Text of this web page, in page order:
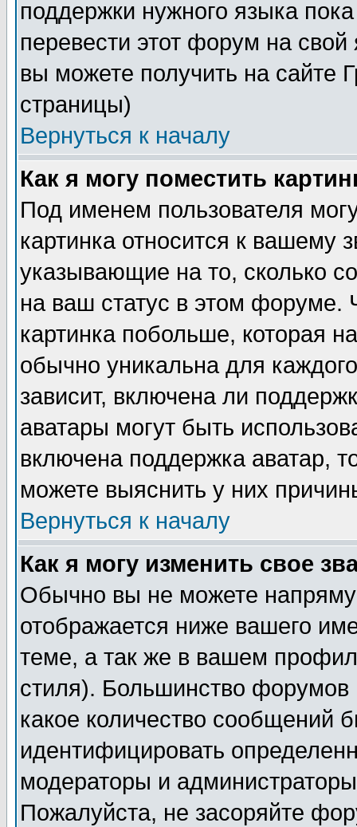
поддержки нужного языка
перевести этот форум на
вы можете получить на сайте
страницы)
Вернуться к началу
Как я могу поместить
Под именем пользователя
картинка относится к вашему
указывающие на то, сколько
на ваш статус в этом форуме.
картинка побольше, которая
обычно уникальна для
зависит, включена ли
аватары могут быть
включена поддержка аватар,
можете выяснить у них
Вернуться к началу
Как я могу изменить свое
Обычно вы не можете
отображается ниже вашего
теме, а так же в вашем
стиля). Большинство форумов
какое количество сообщений
идентифицировать
модераторы и
Пожалуйста, не засоряйте